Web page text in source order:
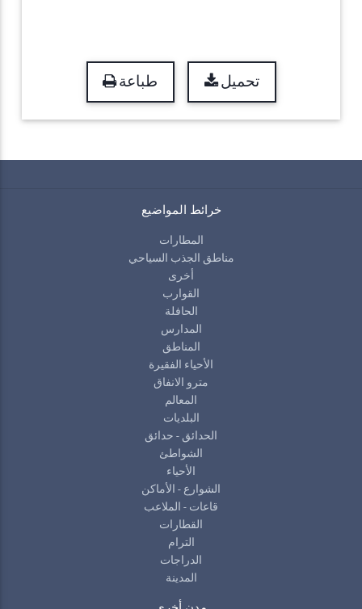
طباعة تحميل
خرائط المواضيع
المطارات
مناطق الجذب السياحي
أخرى
القوارب
الحافلة
المدارس
المناطق
الأحياء الفقيرة
مترو الانفاق
المعالم
البلديات
الحدائق - حدائق
الشواطئ
الأحياء
الشوارع - الأماكن
قاعات - الملاعب
القطارات
الترام
الدراجات
المدينة